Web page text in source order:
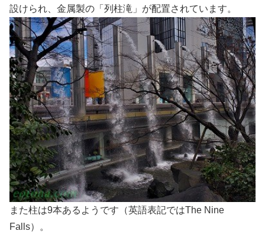
設けられ、金属製の「列柱滝」が配置されています。
また柱は9本あるようです（英語表記ではThe Nine
Falls）。